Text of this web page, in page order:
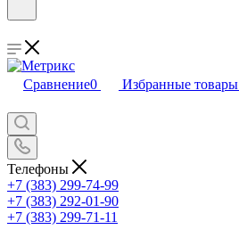
Сравнение0 Избранные товары
Телефоны
+7 (383) 299-74-99
+7 (383) 292-01-90
+7 (383) 299-71-11